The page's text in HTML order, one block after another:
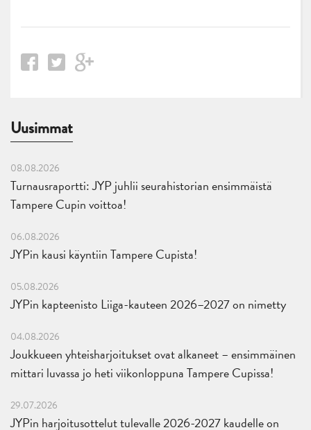
Uusimmat
08.08.2026
Turnausraportti: JYP juhlii seurahistorian ensimmäistä
Tampere Cupin voittoa!
06.08.2026
JYPin kausi käyntiin Tampere Cupista!
05.08.2026
JYPin kapteenisto Liiga-kauteen 2026–2027 on nimetty
04.08.2026
Joukkueen yhteisharjoitukset ovat alkaneet – ensimmäinen
mittari luvassa jo heti viikonloppuna Tampere Cupissa!
29.07.2026
JYPin harjoitusottelut tulevalle 2026-2027 kaudelle on